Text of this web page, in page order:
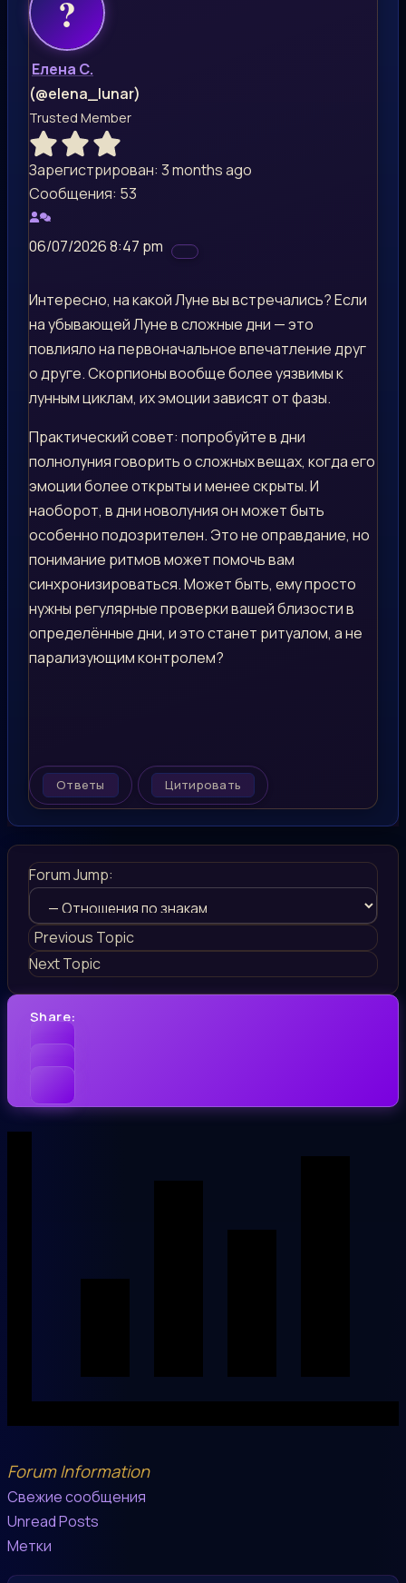
Елена С.
(@elena_lunar)
Trusted Member
Зарегистрирован: 3 months ago
Сообщения: 53
06/07/2026 8:47 pm
Интересно, на какой Луне вы встречались? Если
на убывающей Луне в сложные дни — это
повлияло на первоначальное впечатление друг
о друге. Скорпионы вообще более уязвимы к
лунным циклам, их эмоции зависят от фазы.
Практический совет: попробуйте в дни
полнолуния говорить о сложных вещах, когда его
эмоции более открыты и менее скрыты. И
наоборот, в дни новолуния он может быть
особенно подозрителен. Это не оправдание, но
понимание ритмов может помочь вам
синхронизироваться. Может быть, ему просто
нужны регулярные проверки вашей близости в
определённые дни, и это станет ритуалом, а не
парализующим контролем?
Ответы Цитировать
Forum Jump:
Previous Topic
Next Topic
Share:
Forum Information
Свежие сообщения
Unread Posts
Метки